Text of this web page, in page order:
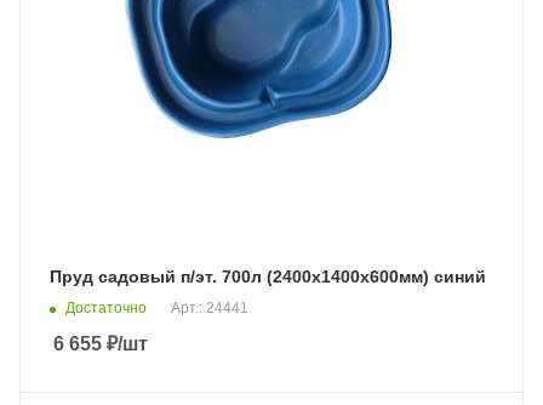
Пруд садовый п/эт. 700л (2400х1400х600мм) синий
Достаточно Арт.: 24441
6 655 ₽/шт